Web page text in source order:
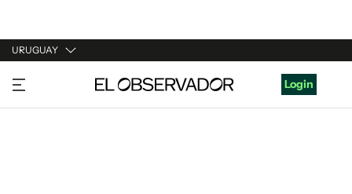
URUGUAY
URUGUAY
ARGENTINA
Login